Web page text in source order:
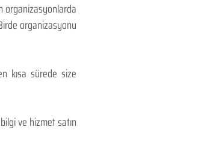
organizasyonlarda
organizasyonu
kısa sürede size
ve hizmet satın